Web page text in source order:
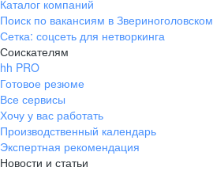
Каталог компаний
Поиск по вакансиям в Звериноголовском
Сетка: соцсеть для нетворкинга
Соискателям
hh PRO
Готовое резюме
Все сервисы
Хочу у вас работать
Производственный календарь
Экспертная рекомендация
Новости и статьи